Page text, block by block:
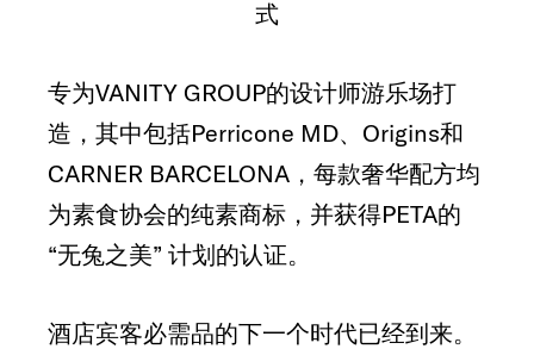
式
专为VANITY GROUP的设计师游乐场打
造，其中包括Perricone MD、Origins和
CARNER BARCELONA，每款奢华配方均
为素食协会的纯素商标，并获得PETA的
“无兔之美” 计划的认证。
酒店宾客必需品的下一个时代已经到来。